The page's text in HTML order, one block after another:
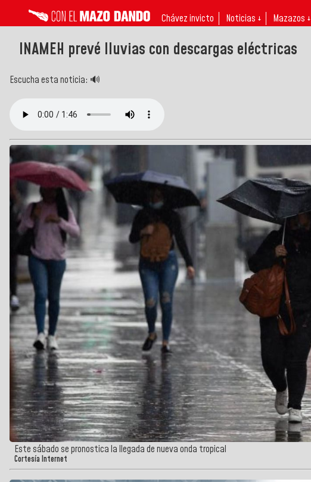
Chávez invicto Noticias ↓ Mazazos ↓
INAMEH prevé lluvias con descargas eléctricas
Escucha esta noticia: 🔊
Este sábado se pronostica la llegada de nueva onda tropical
Cortesía Internet